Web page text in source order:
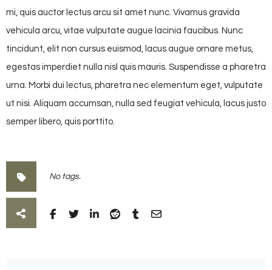
mi, quis auctor lectus arcu sit amet nunc. Vivamus gravida
vehicula arcu, vitae vulputate augue lacinia faucibus. Nunc
tincidunt, elit non cursus euismod, lacus augue ornare metus,
egestas imperdiet nulla nisl quis mauris. Suspendisse a pharetra
urna. Morbi dui lectus, pharetra nec elementum eget, vulputate
ut nisi. Aliquam accumsan, nulla sed feugiat vehicula, lacus justo
semper libero, quis porttito.
No tags.